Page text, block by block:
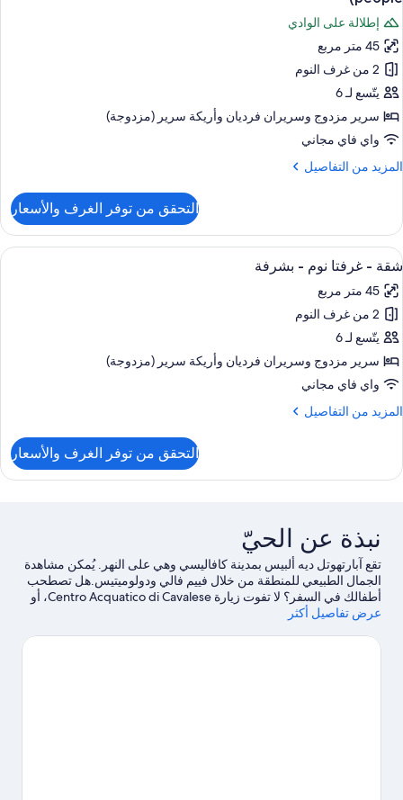
people)
صور
شقة
بانوراما
-
غرفتا
نوم
-
بشرفة
-
(South,
6
people)
إطلالة على الوادي
45 متر مربع
2 من غرف النوم
يتّسع لـ 6
سرير مزدوج‫‬ وسريران فرديان‫‬ وأريكة سرير (مزدوجة)
واي فاي مجاني
المزيد من التفاصيل
المزيد
شقة
بانوراما
-
نوم
بشرفة
-
بمنظر
للوادي
(South,
6
people)
التحقق من توفر الغرف والأسعار
استعراض
جميع
صور
شقة
-
غرفتا
نوم
-
بشرفة
14
شقة - غرفتا نوم - بشرفة
45 متر مربع
2 من غرف النوم
يتّسع لـ 6
سرير مزدوج‫‬ وسريران فرديان‫‬ وأريكة سرير (مزدوجة)
واي فاي مجاني
المزيد من التفاصيل
المزيد
شقة
بشرفة
التحقق من توفر الغرف والأسعار
نبذة عن الحيّ
تقع آبارتهوتل ديه ألبيس بمدينة كافاليسي وهي على النهر. يُمكن مشاهدة
الجمال الطبيعي للمنطقة من خلال فييم فالي ودولوميتيس.هل تصطحب
أطفالك في السفر؟ لا تفوت زيارة Centro Acquatico di Cavalese، أو
طويلة والتزلج على التلال، أو استمتع بأنشطة الهواء الطلق الأخرى مثل
عرض تفاصيل أكثر